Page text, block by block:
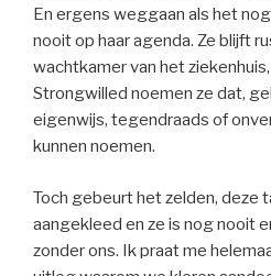
En ergens weggaan als het
nooit op haar agenda. Ze blijft
wachtkamer van het
Strongwilled noemen ze dat,
eigenwijs, tegendraads of
kunnen noemen.
Toch gebeurt het zelden, deze
aangekleed en ze is nog nooit
zonder ons. Ik praat me